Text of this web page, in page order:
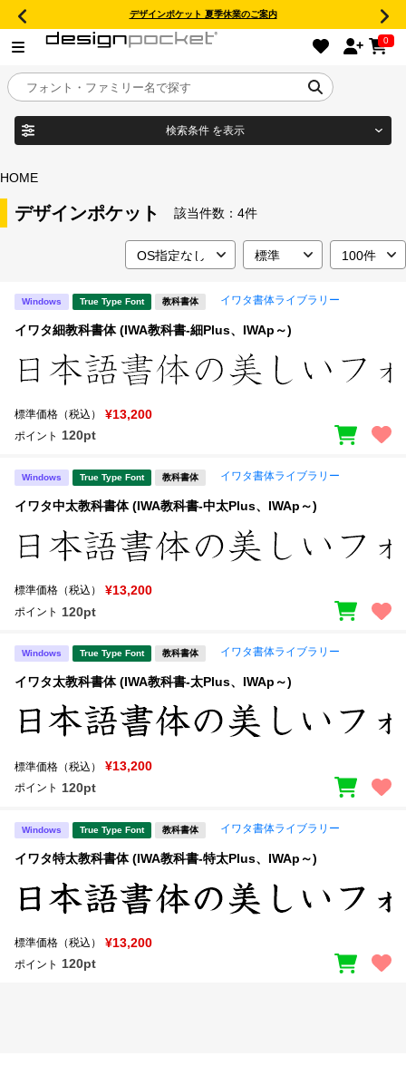
デザインポケット 夏季休業のご案内
0
目的別フォントガイド
特集
年間ライセンス商品
キャンペーン一覧
新着一覧
マイページ
お気に入り
ご利用ガイド
よくあるご質問
検索条件 を表示
フォント形式
宋朝体 清朝体
教科書体 行書体
江戸文字
すべてを表示
セット or 単体
文字種類
HOME
デザインポケット 該当件数： 4件
Windows True Type Font 教科書体 イワタ書体ライブラリー
イワタ細教科書体 (IWA教科書-細Plus、IWAp～)
標準価格（税込） ¥13,200
ポイント 120pt
Windows True Type Font 教科書体 イワタ書体ライブラリー
イワタ中太教科書体 (IWA教科書-中太Plus、IWAp～)
標準価格（税込） ¥13,200
ポイント 120pt
Windows True Type Font 教科書体 イワタ書体ライブラリー
イワタ太教科書体 (IWA教科書-太Plus、IWAp～)
標準価格（税込） ¥13,200
ポイント 120pt
Windows True Type Font 教科書体 イワタ書体ライブラリー
イワタ特太教科書体 (IWA教科書-特太Plus、IWAp～)
標準価格（税込） ¥13,200
ポイント 120pt